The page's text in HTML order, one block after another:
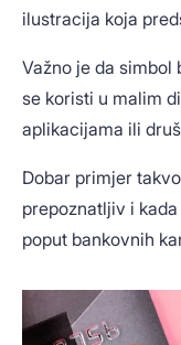
ilustracija koja
Važno je da simbol
se koristi u malim
aplikacijama ili
Dobar primjer
prepoznatljiv i
poput bankovnih